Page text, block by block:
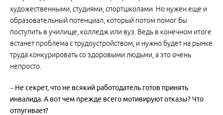
художественными, студиями, спорт­школами. Но нужен еще и
образовательный потенциал, который потом помог бы
поступить в училище, колледж или вуз. Ведь в конечном итоге
встанет проблема с трудо­устройством, и нужно будет на рынке
труда конкурировать со здоровыми людьми, а это очень
непросто.
– Не секрет, что не всякий работодатель готов принять
инвалида. А вот чем прежде всего мотивируют отказы? Что
отпугивает?